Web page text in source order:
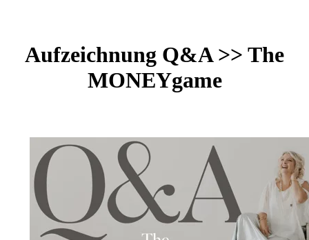
Aufzeichnung Q&A >> The
MONEYgame